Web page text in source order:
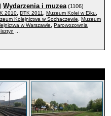
Wydarzenia i muzea (1106)
2010 DTK 2011 Muzeum Kolei w Ełku
Kolejnictwa w Sochaczewie
Muzeum
w Warszawie
Parowozownia